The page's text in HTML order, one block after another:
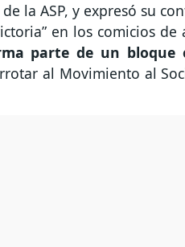
la ASP, y expresó su
en los comicios de
parte de un bloque
al Movimiento al